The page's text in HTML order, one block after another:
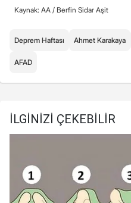
Kaynak: AA / Berfin Sidar Aşit
Deprem Haftası Ahmet Karakaya
AFAD